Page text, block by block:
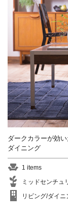
ダークカラーが効
ダイニング
1 items
ミッドセンチュ
リビング/ダイニ